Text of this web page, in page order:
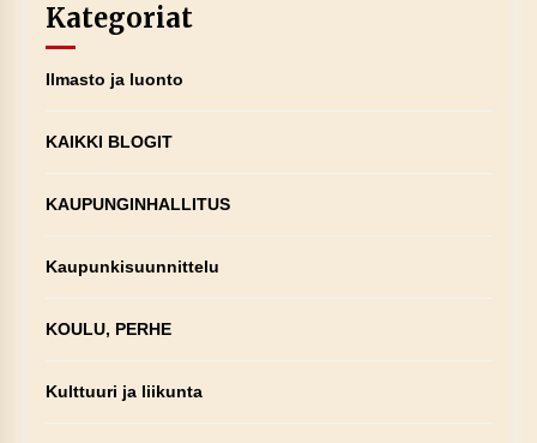
Kategoriat
Ilmasto ja luonto
KAIKKI BLOGIT
KAUPUNGINHALLITUS
Kaupunkisuunnittelu
KOULU, PERHE
Kulttuuri ja liikunta